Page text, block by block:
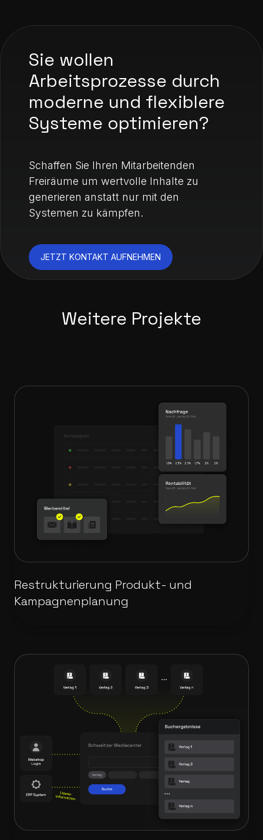
Sie wollen
Arbeitsprozesse durch
moderne und flexiblere
Systeme optimieren?
Schaffen Sie Ihren Mitarbeitenden
Freiräume um wertvolle Inhalte zu
generieren anstatt nur mit den
Systemen zu kämpfen.
JETZT KONTAKT AUFNEHMEN
Weitere Projekte
Restrukturierung Produkt- und
Kampagnenplanung